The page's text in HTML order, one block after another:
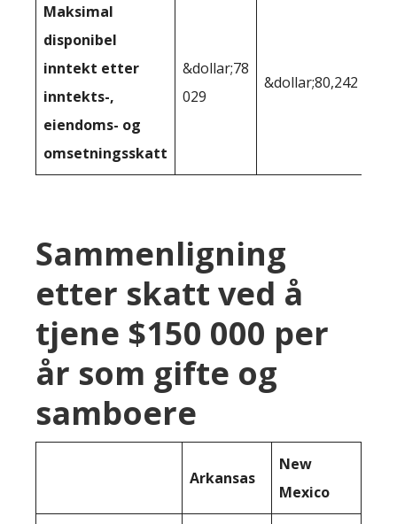
Maksimal
disponibel
inntekt etter
inntekts-,
eiendoms- og
omsetningsskatt
&dollar;78
029
&dollar;80,242
Sammenligning
etter skatt ved å
tjene $150 000 per
år som gifte og
samboere
Arkansas
New
Mexico